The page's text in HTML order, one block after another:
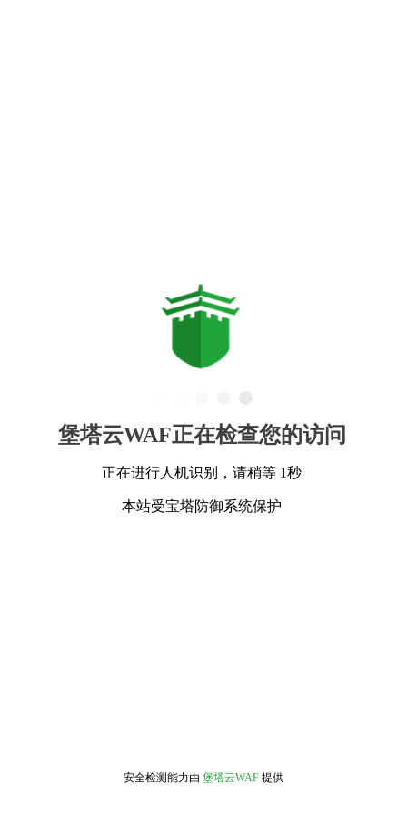
堡塔云WAF正在检查您的访问
正在进行人机识别，请稍等 1秒
本站受宝塔防御系统保护
安全检测能力由 堡塔云WAF 提供